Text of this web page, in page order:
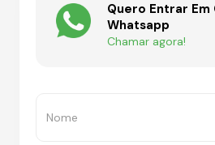
Quero Entrar
Whatsapp
Chamar agora!